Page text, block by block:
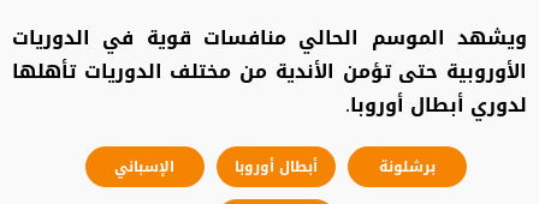
ويشهد الموسم الحالي منافسات قوية في الدوريات
الأوروبية حتى تؤمن الأندية من مختلف الدوريات تأهلها
لدوري أبطال أوروبا.
برشلونة أبطال أوروبا
الإسباني